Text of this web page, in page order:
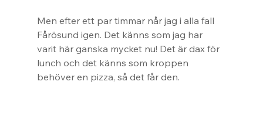
Men efter ett par timmar når jag i alla fall
Fårösund igen. Det känns som jag har
varit här ganska mycket nu! Det är dax för
lunch och det känns som kroppen
behöver en pizza, så det får den.